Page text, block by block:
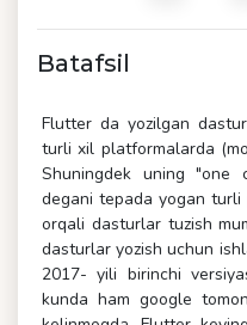
Batafsil
Flutter da yozilgan
turli xil platformalarda
Shuningdek uning
degani tepada yogan
orqali dasturlar tuzish
dasturlar yozish uchun
2017- yili birinchi
kunda ham google